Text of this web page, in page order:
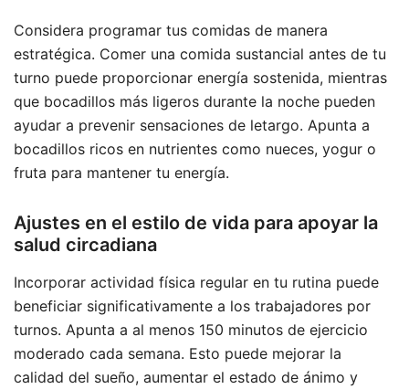
Considera programar tus comidas de manera
estratégica. Comer una comida sustancial antes de tu
turno puede proporcionar energía sostenida, mientras
que bocadillos más ligeros durante la noche pueden
ayudar a prevenir sensaciones de letargo. Apunta a
bocadillos ricos en nutrientes como nueces, yogur o
fruta para mantener tu energía.
Ajustes en el estilo de vida para apoyar la
salud circadiana
Incorporar actividad física regular en tu rutina puede
beneficiar significativamente a los trabajadores por
turnos. Apunta a al menos 150 minutos de ejercicio
moderado cada semana. Esto puede mejorar la
calidad del sueño, aumentar el estado de ánimo y